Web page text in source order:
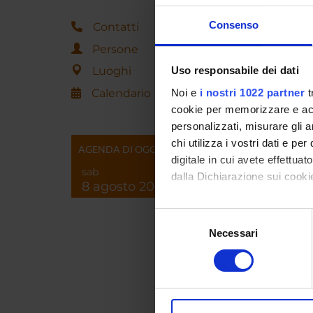
Consenso
Uso responsabile dei dati
Noi e i nostri 1022 partner
cookie per memorizzare e
personalizzati, misurare gli
chi utilizza i vostri dati e per
digitale in cui avete
dalla Dichiarazione sui
Con il tuo consenso,
raccogliere
digitali).
modificare o ritirare il tuo
Necessari
Contatti
Persone
Luoghi
Calendario
AGENDA DI OGGI
sab
8 agosto 2026
sociali